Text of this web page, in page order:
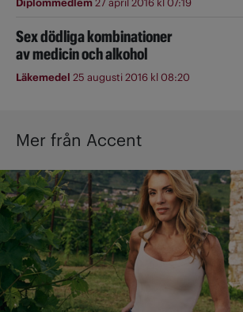
Diplommedlem27 april 2016 kl 07:19
Sex dödliga kombinationer
av medicin och alkohol
Läkemedel 25 augusti 2016 kl 08:20
Mer från Accent